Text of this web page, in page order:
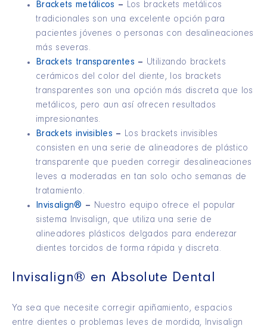
Brackets metálicos – Los brackets metálicos
tradicionales son una excelente opción para
pacientes jóvenes o personas con desalineaciones
más severas.
Brackets transparentes – Utilizando brackets
cerámicos del color del diente, los brackets
transparentes son una opción más discreta que los
metálicos, pero aun así ofrecen resultados
impresionantes.
Brackets invisibles – Los brackets invisibles
consisten en una serie de alineadores de plástico
transparente que pueden corregir desalineaciones
leves a moderadas en tan solo ocho semanas de
tratamiento.
Invisalign® – Nuestro equipo ofrece el popular
sistema Invisalign, que utiliza una serie de
alineadores plásticos delgados para enderezar
dientes torcidos de forma rápida y discreta.
Invisalign® en Absolute Dental
Ya sea que necesite corregir apiñamiento, espacios
entre dientes o problemas leves de mordida, Invisalign